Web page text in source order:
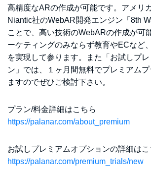
高精度なARの作成が可能です。アメリ
Niantic社のWebAR開発エンジン「8th
ことで、高い技術のWebARの作成が可
ーケティングのみならず教育やECなど
を実現して参ります。また「お試しプ
ン」では、１ヶ月間無料でプレミアム
ますのでぜひご検討下さい。
プラン/料金詳細はこちら
https://palanar.com/about_premium
お試しプレミアムオプションの詳細はこ
https://palanar.com/premium_trials/new